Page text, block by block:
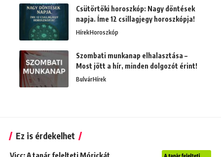
Csütörtöki horoszkóp: Nagy döntések
napja. Íme 12 csillagjegy horoszkópja!
HírekHoroszkóp
Szombati munkanap elhalasztása –
Most jött a hír, minden dolgozót érint!
BulvárHírek
Ez is érdekelhet
Vicc: A tanár felelteti Mórickát